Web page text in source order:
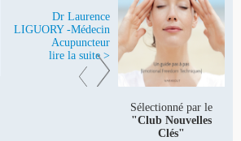
Dr Laurence
LIGUORY -Médecin
Acupuncteur
lire la suite >
Sélectionné par le
"Club Nouvelles
Clés"